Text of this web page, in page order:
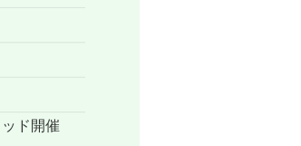
ド開催